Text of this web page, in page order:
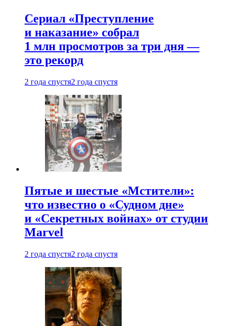
Сериал «Преступление
и наказание» собрал
1 млн просмотров за три дня —
это рекорд
2 года спустя2 года спустя
Пятые и шестые «Мстители»:
что известно о «Судном дне»
и «Секретных войнах» от студии
Marvel
2 года спустя2 года спустя